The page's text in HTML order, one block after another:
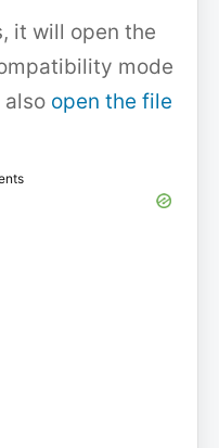
it will open the
mode
also open the file